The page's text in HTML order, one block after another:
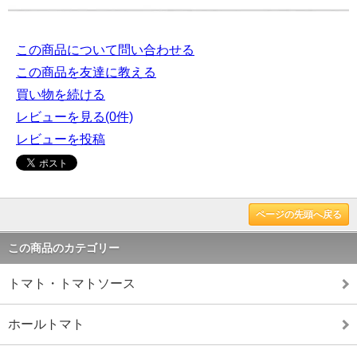
この商品について問い合わせる
この商品を友達に教える
買い物を続ける
レビューを見る(0件)
レビューを投稿
ページの先頭へ戻る
この商品のカテゴリー
トマト・トマトソース
ホールトマト